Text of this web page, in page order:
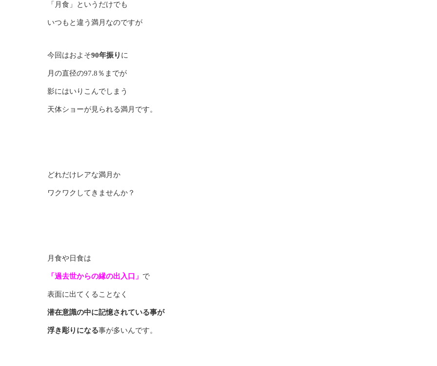
「月食」というだけでも
いつもと違う満月なのですが
今回はおよそ90年振り に
月の直径の97.8％までが
影にはいりこんでしまう
天体ショーが見られる満月です。
どれだけレアな満月か
ワクワクしてきませんか？
月食や日食は
「過去世からの縁の出入口」 で
表面に出てくることなく
潜在意識の中に記憶されている事が
浮き彫りになる事が多いんです。